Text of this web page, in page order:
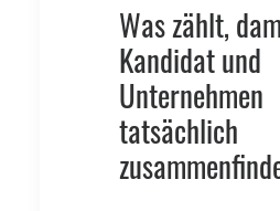
Was zählt,
Kandidat und
Unternehmen
tatsächlich